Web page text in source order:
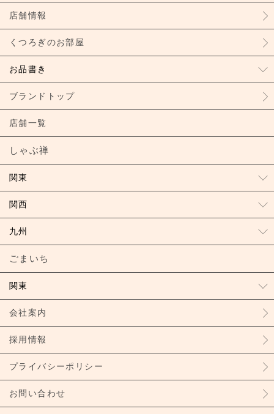
店舗情報
くつろぎのお部屋
お品書き
ブランドトップ
店舗一覧
しゃぶ禅
関東
関西
九州
ごまいち
関東
会社案内
採用情報
プライバシーポリシー
お問い合わせ